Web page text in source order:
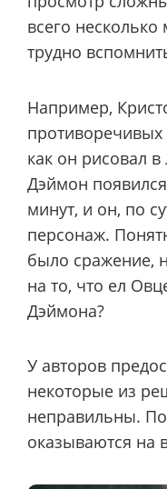
всего
трудно
Например,
как он рисовал в
Дэймон
минут, и он, по
персонаж.
было сражение,
на то, что ел
Дэймона?
У авторов
некоторые из
неправильны.
оказываются на